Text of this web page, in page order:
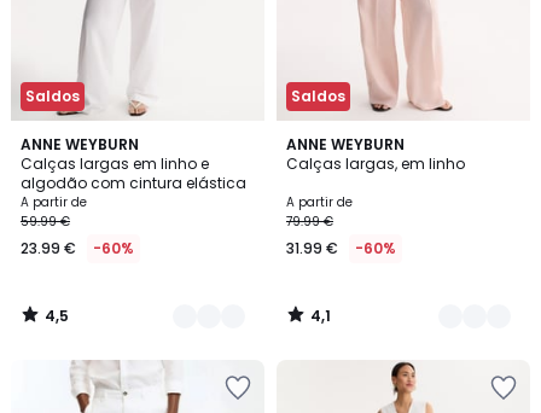
Saldos
ANNE WEYBURN
Calças largas em linho e
algodão com cintura elástica
Preço
a
partir
23.99
€
A partir de
59.99 €
23.99 € -60%
4,5
/ 5
3
Cores
4,5
/
Saldos
ANNE WEYBURN
Calças largas, em linho
A partir de
79.99 €
31.99 € -60%
4,1
/ 5
3
Cores
4,1
/